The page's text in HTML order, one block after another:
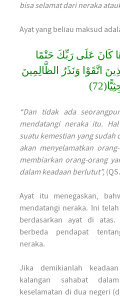
bisa selamat dari neraka
Ayat yang beliau maksud
كَانَ عَلَى رَبِّكَ حَتْمًا
الَّذِينَ اتَّقَوْا وَنَذَرُ الظَّالِمِينَ
“Dan tidak ada
mendatangi neraka itu.
suatu kemestian yang sudah
akan menyelamatkan
membiarkan orang-orang
dalam keadaan berlutut”,
Ayat itu menegaskan,
mendatangi neraka. Ini
berdasarkan ayat di
berbeda pendapat
neraka.
Jika demikianlah
kalangan sahabat
keselamatan di dua negeri